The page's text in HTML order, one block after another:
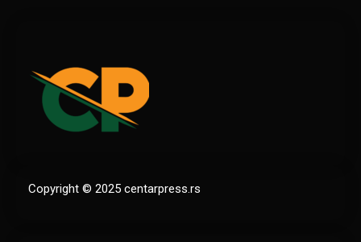
Copyright © 2025 centarpress.rs